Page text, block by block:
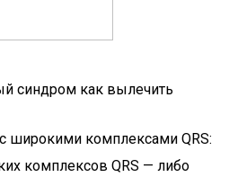
синдром как вылечить
широкими комплексами QRS:
комплексов QRS — либо